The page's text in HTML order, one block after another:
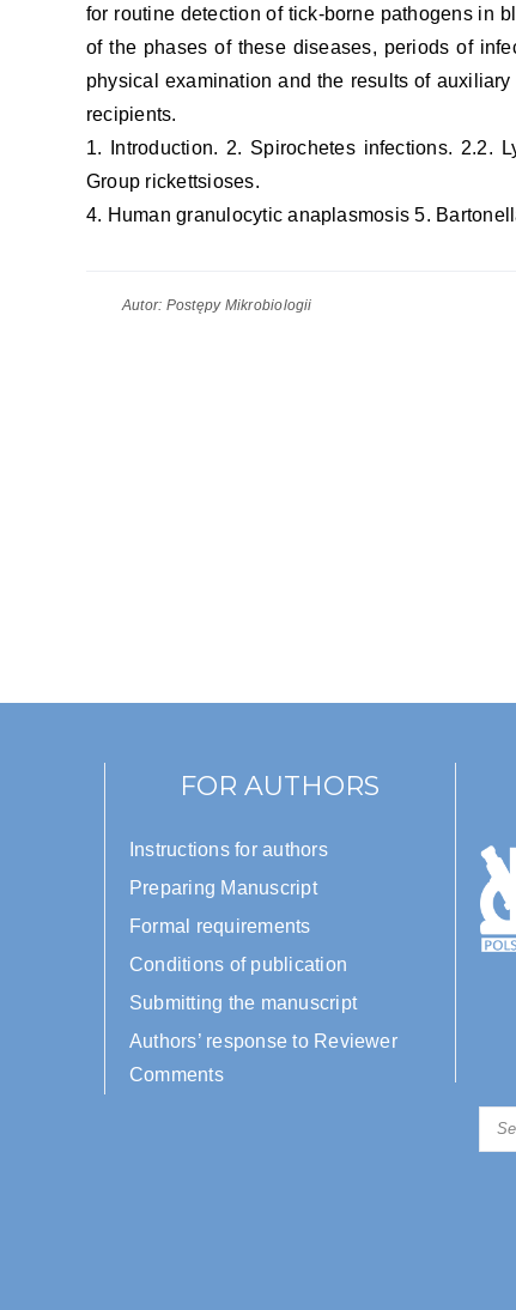
for routine detection of tick-borne pathogens in
of the phases of these diseases, periods of
physical examination and the results of
recipients.
1. Introduction. 2. Spirochetes infections. 2.2.
Group rickettsioses.
4. Human granulocytic anaplasmosis 5.
Autor: Postępy Mikrobiologii
FOR AUTHORS
Instructions for authors
Preparing Manuscript
Formal requirements
Conditions of publication
Submitting the manuscript
Authors’ response to Reviewer
Comments